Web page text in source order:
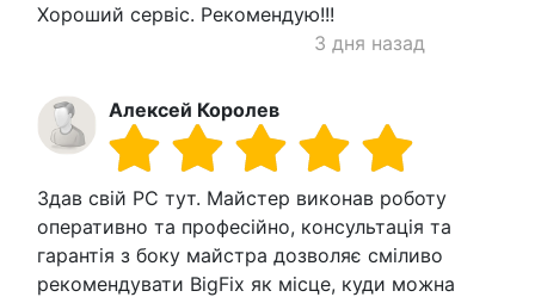
Хороший сервіс. Рекомендую!!!
3 дня назад
Алексей Королев
Здав свій PC тут. Майстер виконав роботу
оперативно та професійно, консультація та
гарантія з боку майстра дозволяє сміливо
рекомендувати BigFix як місце, куди можна